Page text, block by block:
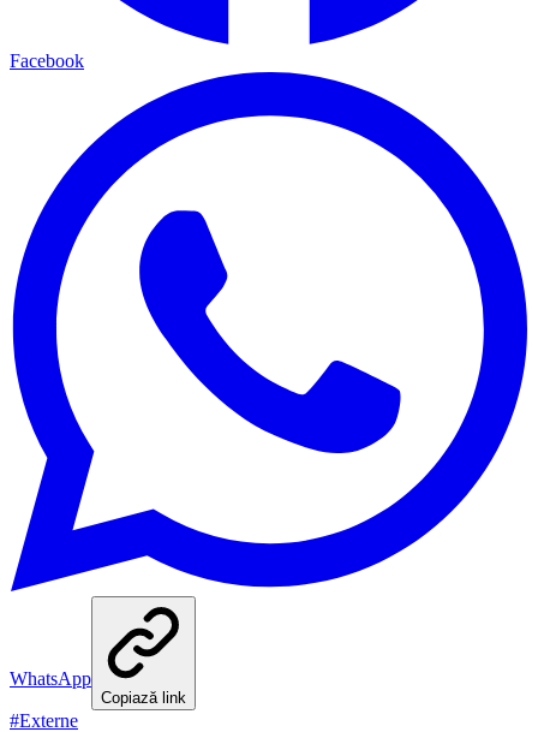
Facebook
WhatsApp
Copiază link
#Externe